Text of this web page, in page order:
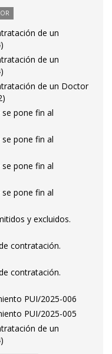
de un
de un
de un Doctor
pone fin al
pone fin al
pone fin al
pone fin al
y excluidos.
contratación.
contratación.
PUI/2025-006
PUI/2025-005
de un